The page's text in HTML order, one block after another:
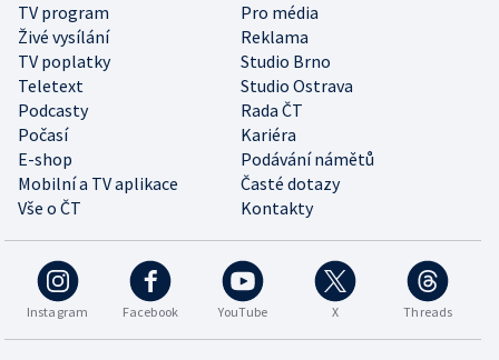
TV program
Pro média
Živé vysílání
Reklama
TV poplatky
Studio Brno
Teletext
Studio Ostrava
Podcasty
Rada ČT
Počasí
Kariéra
E-shop
Podávání námětů
Mobilní a TV aplikace
Časté dotazy
Vše o ČT
Kontakty
Instagram Facebook YouTube X Threads